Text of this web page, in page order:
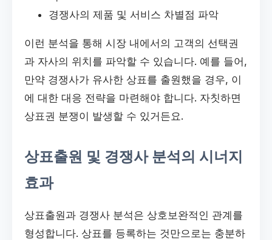
경쟁사의 제품 및 서비스 차별점 파악
이런 분석을 통해 시장 내에서의 고객의 선택권
과 자사의 위치를 파악할 수 있습니다. 예를 들어,
만약 경쟁사가 유사한 상표를 출원했을 경우, 이
에 대한 대응 전략을 마련해야 합니다. 자칫하면
상표권 분쟁이 발생할 수 있거든요.
상표출원 및 경쟁사 분석의 시너지
효과
상표출원과 경쟁사 분석은 상호보완적인 관계를
형성합니다. 상표를 등록하는 것만으로는 충분하